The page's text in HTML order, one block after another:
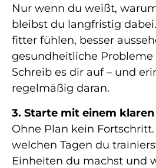
Nur wenn du weißt,
bleibst du langfristig
fitter fühlen, besser
gesundheitliche Probleme
Schreib es dir auf – und
regelmäßig daran.
3. Starte mit einem klaren
Ohne Plan kein
welchen Tagen du
Einheiten du machst und